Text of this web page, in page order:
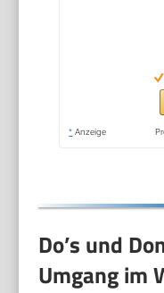
* Anzeige
Do’s und
Umgang im